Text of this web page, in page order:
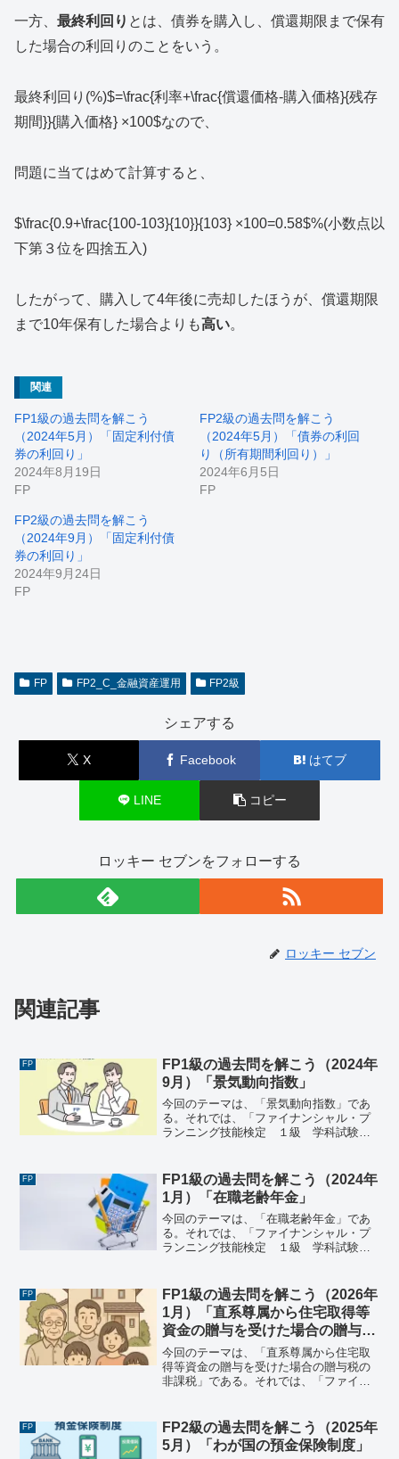
一方、 最終利回り とは、債券を購入し、償還期限まで保有
した場合の利回りのことをいう。
最終利回り(%)$=\frac{利率+\frac{償還価格-購入価格}{残存
期間}}{購入価格} ×100$なので、
問題に当てはめて計算すると、
$\frac{0.9+\frac{100-103}{10}}{103} ×100=0.58$%(小数点以
下第３位を四捨五入)
したがって、購入して4年後に売却したほうが、償還期限
まで10年保有した場合よりも高い。
関連
FP1級の過去問を解こう
（2024年5月）「固定利付債
券の利回り」
2024年8月19日
FP
FP2級の過去問を解こう
（2024年5月）「債券の利回
り（所有期間利回り）」
2024年6月5日
FP
FP2級の過去問を解こう
（2024年9月）「固定利付債
券の利回り」
2024年9月24日
FP
FP FP2_C_金融資産運用 FP2級
シェアする
X Facebook はてブ
LINE コピー
ロッキー セブンをフォローする
ロッキー セブン
関連記事
FP
FP1級の過去問を解こう（2024年
9月）「景気動向指数」
今回のテーマは、「景気動向指数」であ
る。それでは、「ファイナンシャル・プ
ランニング技能検定 １級 学科試験＜
ファイナンシャル・プランニング技能検
定 １級 学科試験...
FP
FP1級の過去問を解こう（2024年
1月）「在職老齢年金」
今回のテーマは、「在職老齢年金」であ
る。それでは、「ファイナンシャル・プ
ランニング技能検定 １級 学科試験＜
う。ファイナンシャル・プランニング技
能検定 １級 学科試...
FP
FP1級の過去問を解こう（2026年
1月）「直系尊属から住宅取得等
資金の贈与を受けた場合の贈与税
の非課税」
今回のテーマは、「直系尊属から住宅取
得等資金の贈与を受けた場合の贈与税の
非課税」である。それでは、「ファイナ
日実施）」で出題された過去問にチャレ
ンジしてみよう。ファ...
FP
FP2級の過去問を解こう（2025年
5月）「わが国の預金保険制度」